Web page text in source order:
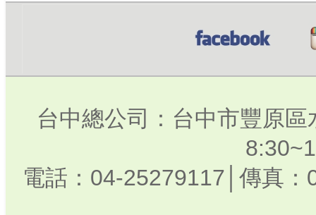
台中總公司：台中市豐原
電話：04-25279117│傳真